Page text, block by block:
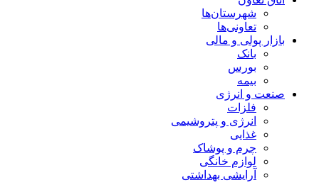
شهرستان‌ها
تعاونی‌ها
بازار پولی و مالی
بانک
بورس
بیمه
صنعت و انرژی
فلزات
انرژی و پتروشیمی
غذایی
چرم و پوشاک
لوازم خانگی
آرایشی بهداشتی